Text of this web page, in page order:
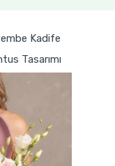
Kadife
Tasarımı